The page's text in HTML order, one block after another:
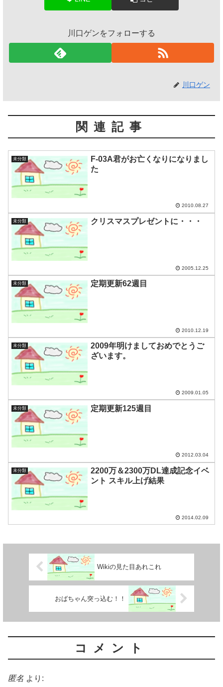
川口ゲンをフォローする
川口ゲン
関連記事
未分類
F-03A君がお亡くなりになりまし
た
2010.08.27
未分類 クリスマスプレゼントに・・・
2005.12.25
未分類 定期更新62週目
2010.12.19
未分類
2009年明けましておめでとうご
ざいます。
2009.01.05
未分類 定期更新125週目
2012.03.04
未分類
2200万＆2300万DL達成記念イベ
ント スキル上げ結果
2014.02.09
Wikiの見た目あれこれ
おばちゃん突っ込む！！
コメント
匿名 より: